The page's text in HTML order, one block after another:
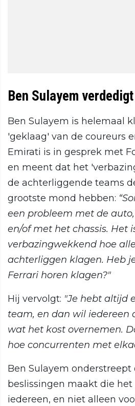
Ben Sulayem
Ben Sulayem is helemaal
'geklaag' van de coureurs
Emirati is in gesprek met
en meent dat het
de achterliggende teams
grootste mond hebben:
een probleem met de
en/of met het chassis. Het
verbazingwekkend hoe
achterliggen klagen. Heb
Ferrari horen klagen?"
Hij vervolgt: "Je hebt altijd
team, en dan wil iedereen
wat het kost overnemen.
hoe concurrenten met
Ben Sulayem onderstreept
beslissingen maakt die
iedereen, en niet alleen